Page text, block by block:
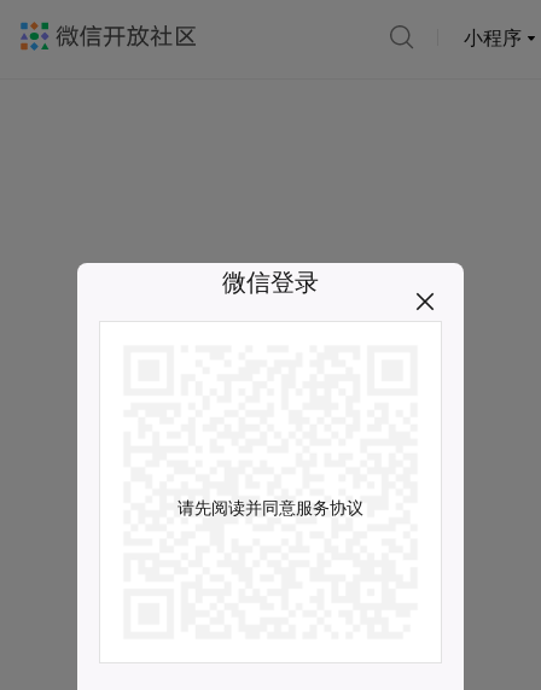
小程序
微信登录
请先阅读并同意服务协议